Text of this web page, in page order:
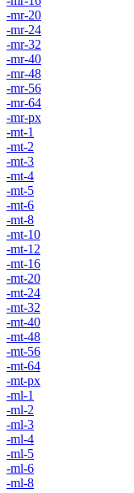
-mr-20
-mr-24
-mr-32
-mr-40
-mr-48
-mr-56
-mr-64
-mr-px
-mt-1
-mt-2
-mt-3
-mt-4
-mt-5
-mt-6
-mt-8
-mt-10
-mt-12
-mt-16
-mt-20
-mt-24
-mt-32
-mt-40
-mt-48
-mt-56
-mt-64
-mt-px
-ml-1
-ml-2
-ml-3
-ml-4
-ml-5
-ml-6
-ml-8